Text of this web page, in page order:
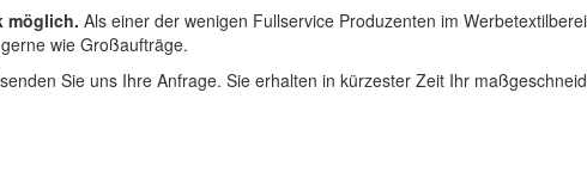
möglich. Als einer der wenigen Fullservice Produzenten im
wie Großaufträge.
Sie uns Ihre Anfrage. Sie erhalten in kürzester Zeit Ihr